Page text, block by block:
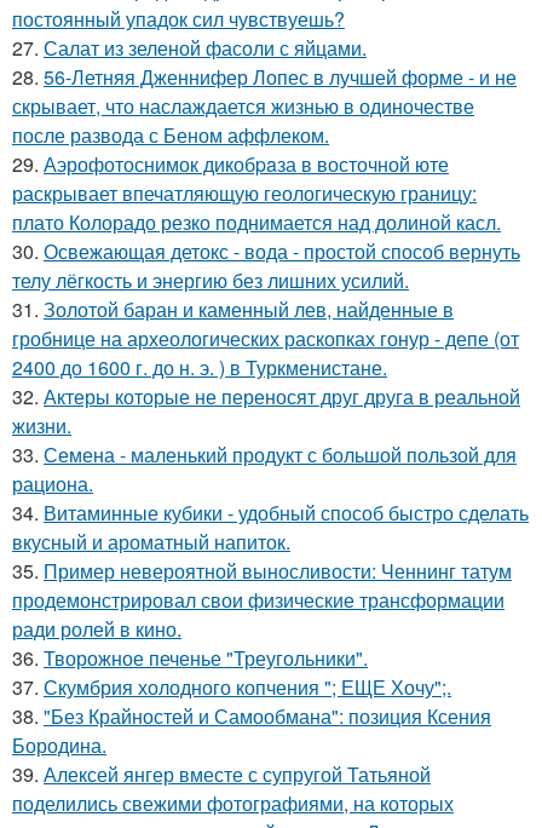
постоянный упадок сил чувствуешь?
27. Салат из зеленой фасоли с яйцами.
28. 56-Летняя Дженнифер Лопес в лучшей форме - и не
скрывает, что наслаждается жизнью в одиночестве
после развода с Беном аффлеком.
29. Аэрофотоснимок дикобpaза в восточной юте
раскрывает впечатляющую геологическую границу:
плато Колорадо резко поднимается над долиной касл.
30. Освежающая детокс - вода - простой способ вернуть
телу лёгкость и энергию без лишних усилий.
31. Золотой баран и каменный лев, найденные в
гробнице на археологических раскопках гонур - депе (от
2400 до 1600 г. до н. э. ) в Туркменистане.
32. Актеры которые не переносят друг друга в реальной
жизни.
33. Семена - маленький продукт с большой пользой для
рациона.
34. Витаминные кубики - удобный способ быстро сделать
вкусный и ароматный напиток.
35. Пример невероятной выносливости: Ченнинг татум
продемонстрировал свои физические трансформации
ради ролей в кино.
36. Творожное печенье "Треугольники".
37. Скумбрия холодного копчения "; ЕЩЕ Хочу";.
38. "Без Крайностей и Самообмана": позиция Ксения
Бородина.
39. Алексей янгер вместе с супругой Татьяной
поделились свежими фотографиями, на которых